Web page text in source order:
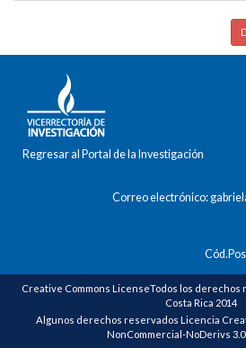
Regresar al Portal de la Investigación
Correo electrónico:
Creative Commons LicenseTodos los
Costa Rica 2014
Algunos derechos reservados Licencia
NonCommercial-NoDerivs 3.0